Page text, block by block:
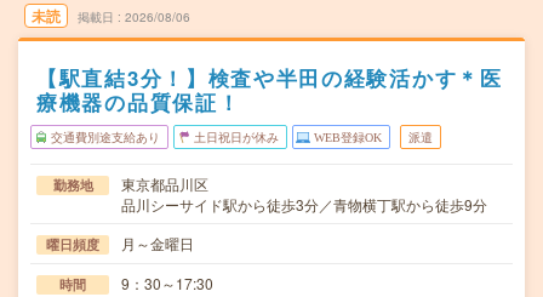
未読 掲載日 2026/08/06
【駅直結3分！】検査や半田の経験活かす＊医
療機器の品質保証！
交通費別途支給あり 土日祝日が休み WEB登録OK 派遣
勤務地
東京都品川区
品川シーサイド駅から徒歩3分／青物横丁駅から徒歩9分
曜日頻度 月～金曜日
時間 9：30～17:30